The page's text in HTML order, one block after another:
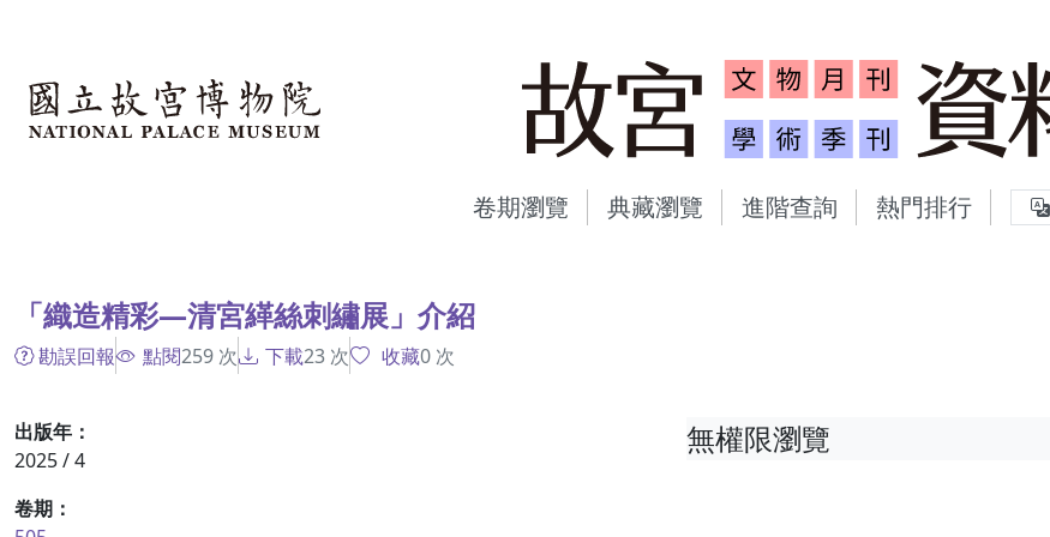
故宮文物月刊、故宮學術
卷期瀏覽 典藏瀏覽 進階查詢 熱門排行
「織造精彩—清宮緙絲刺繡展」介紹
勘誤回報 點閱259 次 下載23 次 收藏0 次
出版年：
2025 / 4
卷期：
無權限瀏覽